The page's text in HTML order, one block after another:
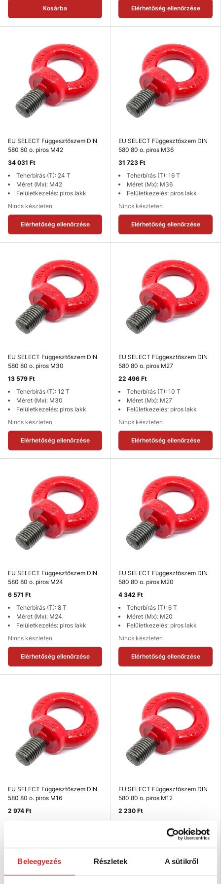
Beleegyezés Részletek A sütikről
Kosárba Elérhetőség ellenőrzése
EU SELECT Függesztőszem DIN
580 80 o. piros M42
34 031 Ft
Teherbírás (T): 24 T
Méret (Mx): M42
Felületkezelés: piros lakk
Nincs készleten
Elérhetőség ellenőrzése
EU SELECT Függesztőszem DIN
580 80 o. piros M36
31 723 Ft
Teherbírás (T): 16 T
Méret (Mx): M36
Felületkezelés: piros lakk
Nincs készleten
Elérhetőség ellenőrzése
EU SELECT Függesztőszem DIN
580 80 o. piros M30
13 579 Ft
Teherbírás (T): 12 T
Méret (Mx): M30
Felületkezelés: piros lakk
Nincs készleten
Elérhetőség ellenőrzése
EU SELECT Függesztőszem DIN
580 80 o. piros M27
22 496 Ft
Teherbírás (T): 10 T
Méret (Mx): M27
Felületkezelés: piros lakk
Nincs készleten
Elérhetőség ellenőrzése
EU SELECT Függesztőszem DIN
580 80 o. piros M24
6 571 Ft
Teherbírás (T): 8 T
Méret (Mx): M24
Felületkezelés: piros lakk
Nincs készleten
Elérhetőség ellenőrzése
EU SELECT Függesztőszem DIN
580 80 o. piros M20
4 342 Ft
Teherbírás (T): 6 T
Méret (Mx): M20
Felületkezelés: piros lakk
Nincs készleten
Elérhetőség ellenőrzése
EU SELECT Függesztőszem DIN
580 80 o. piros M16
2 974 Ft
EU SELECT Függesztőszem DIN
580 80 o. piros M12
2 230 Ft
Méret (Mx): M12
Felületkezelés: piros lakk